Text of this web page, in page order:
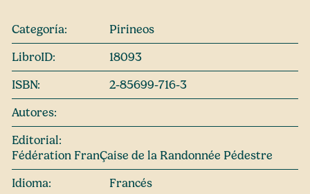
Categoría:
Pirineos
LibroID:
18093
ISBN:
2-85699-716-3
Autores:
Editorial:
Fédération FranÇaise de la Randonnée Pédestre
Idioma:
Francés